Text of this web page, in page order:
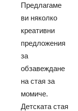
Предлагаме
ви няколко
креативни
предложения
за
обзавеждане
на стая за
момиче.
Детската стая